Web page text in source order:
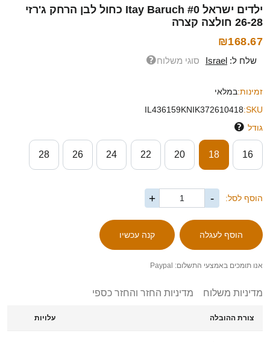
ילדים ישראל Itay Baruch #0 כחול לבן הרחק ג'רזי
26-28 חולצה קצרה
₪168.67
שלח ל: Israel סוגי משלוח
זמינות:במלאי
SKU:
IL436159KNIK372610418
גודל
16
18
20
22
24
26
28
הוסף לסל: -
+
אנו תומכים באמצעי התשלום: Paypal
מדיניות משלוח מדיניות החזר והחזר כספי
צורת ההובלה עלויות